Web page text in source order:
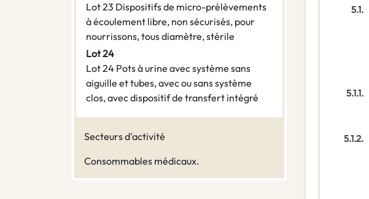
Lot 23 Dispositifs de micro-prélèvements
à écoulement libre, non sécurisés, pour
nourrissons, tous diamètre, stérile
Lot 24
Lot 24 Pots à urine avec système sans
aiguille et tubes, avec ou sans système
clos, avec dispositif de transfert intégré
Secteurs d'activité
Consommables médicaux.
5.1.
5.1.1.
5.1.2.